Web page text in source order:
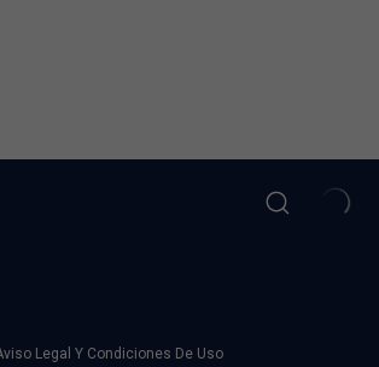
Legal Y Condiciones De Uso